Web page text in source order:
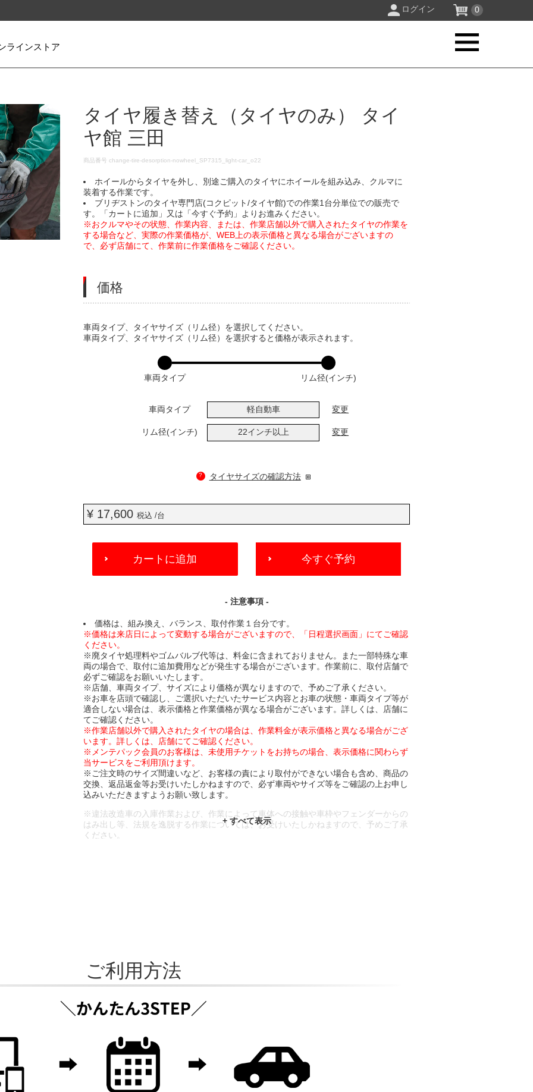
ログイン 0
ラインストア
タイヤ履き替え（タイヤのみ） タイ
ヤ館 三田
DETAILS
商品番号change-tire-desorption-nowheel_SP7315_light-car_o22
ホイールからタイヤを外し、別途ご購入のタイヤにホイールを組み込み、クルマに
装着する作業です。
ブリヂストンのタイヤ専門店(コクピット/タイヤ館)での作業1台分単位での販売で
す。「カートに追加」又は「今すぐ予約」よりお進みください。
※おクルマやその状態、作業内容、または、作業店舗以外で購入されたタイヤの作業を
する場合など、実際の作業価格が、WEB上の表示価格と異なる場合がございますの
で、必ず店舗にて、作業前に作業価格をご確認ください。
価格
VARIATIONS
車両タイプ、タイヤサイズ（リム径）を選択してください。
車両タイプ、タイヤサイズ（リム径）を選択すると価格が表示されます。
車両タイプ リム径(インチ)
車両タイプ 軽自動車 変更
リム径(インチ) 22インチ以上 変更
? タイヤサイズの確認方法
¥ 17,600税込 /台
ADD
CART
カートに追加 今すぐ予約
- 注意事項 -
価格は、組み換え、バランス、取付作業１台分です。
※価格は来店日によって変動する場合がございますので、「日程選択画面」にてご確認
ください。
※廃タイヤ処理料やゴムバルブ代等は、料金に含まれておりません。また一部特殊な車
両の場合で、取付に追加費用などが発生する場合がございます。作業前に、取付店舗で
必ずご確認をお願いいたします。
※店舗、車両タイプ、サイズにより価格が異なりますので、予めご了承ください。
※お車を店頭で確認し、ご選択いただいたサービス内容とお車の状態・車両タイプ等が
適合しない場合は、表示価格と作業価格が異なる場合がございます。詳しくは、店舗に
てご確認ください。
※作業店舗以外で購入されたタイヤの場合は、作業料金が表示価格と異なる場合がござ
います。詳しくは、店舗にてご確認ください。
※メンテパック会員のお客様は、未使用チケットをお持ちの場合、表示価格に関わらず
当サービスをご利用頂けます。
※ご注文時のサイズ間違いなど、お客様の責により取付ができない場合も含め、商品の
交換、返品返金等お受けいたしかねますので、必ず車両やサイズ等をご確認の上お申し
込みいただきますようお願い致します。
※違法改造車の入庫作業および、作業によって車体への接触や車枠やフェンダーからの
はみ出し等、法規を逸脱する作業については、お受けいたしかねますので、予めご了承
ください。
ご利用方法